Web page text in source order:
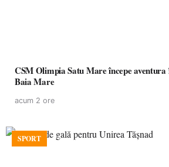
CSM Olimpia Satu Mare începe aventura în Cupa României la
Baia Mare
acum 2 ore
SPORT